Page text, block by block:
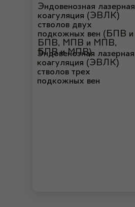
Эндовенозная лазерная
коагуляция (ЭВЛК)
стволов двух
подкожных вен (БПВ и
БПВ, МПВ и МПВ,
БПВ и МПВ)
Эндовенозная лазерная
коагуляция (ЭВЛК)
стволов трех
подкожных вен